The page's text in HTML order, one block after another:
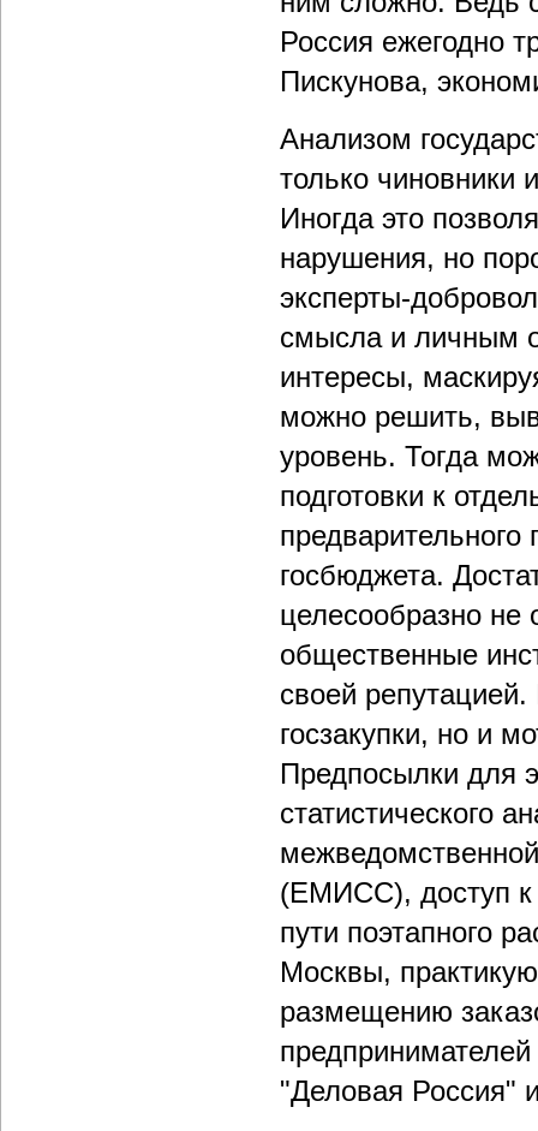
Россия ежегодно
Пискунова,
Анализом
только
Иногда это
нарушения, но
эксперты-
смысла и личным
интересы,
можно решить,
уровень. Тогда
подготовки к
госбюджета.
целесообразно не
общественные
своей
госзакупки, но и
Предпосылки для
статистического
(ЕМИСС), доступ к
пути поэтапного
Москвы,
размещению
"Деловая Россия"